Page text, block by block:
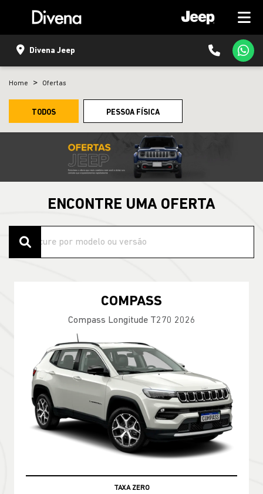
Divena Jeep
Home Ofertas
TODOS PESSOA FÍSICA
ENCONTRE UMA OFERTA
COMPASS
Compass Longitude T270 2026
TAXA ZERO